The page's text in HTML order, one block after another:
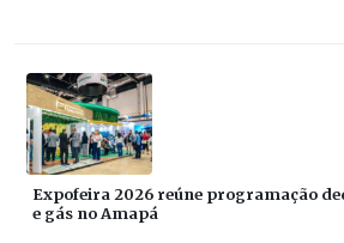
Expofeira 2026 reúne programação
e gás no Amapá